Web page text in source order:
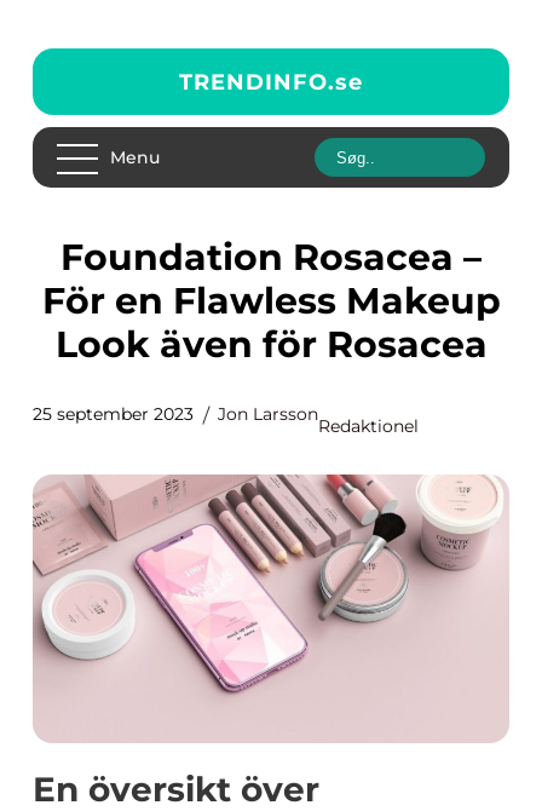
TRENDINFO.se
Menu
Foundation Rosacea –
För en Flawless Makeup
Look även för Rosacea
25 september 2023 Jon Larsson
Redaktionel
En översikt över